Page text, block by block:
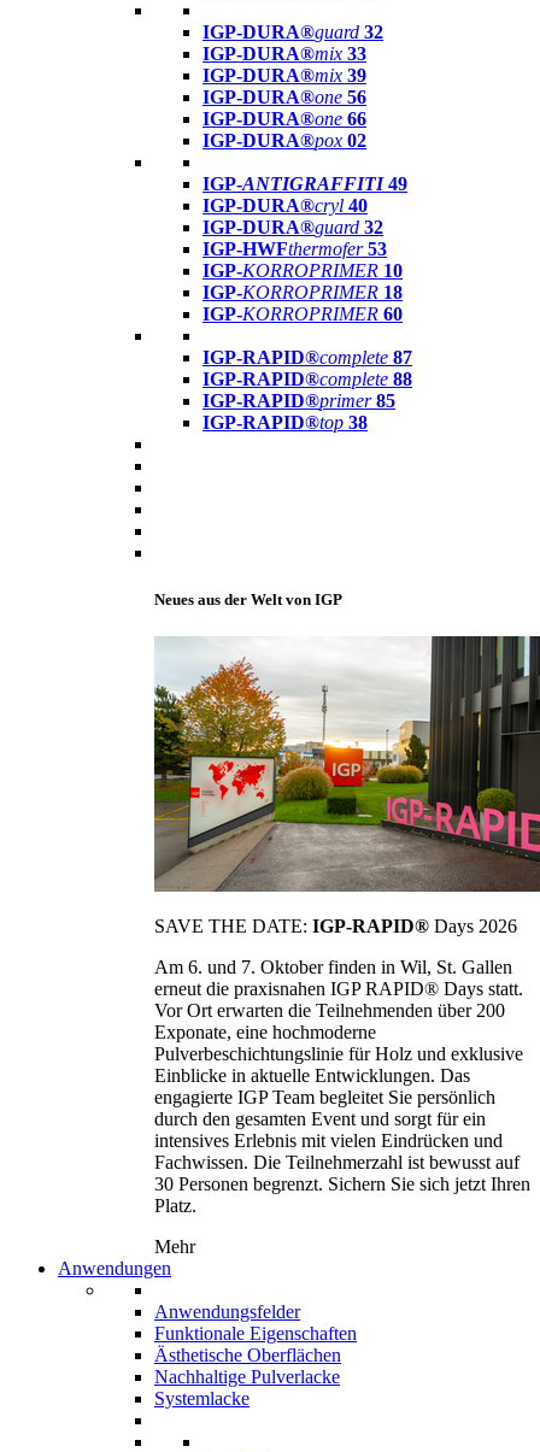
IGP-DURA®guard 32
IGP-DURA®mix 33
IGP-DURA®mix 39
IGP-DURA®one 56
IGP-DURA®one 66
IGP-DURA®pox 02
IGP-ANTIGRAFFITI49
IGP-DURA®cryl 40
IGP-DURA®guard 32
IGP-HWFthermofer 53
IGP-KORROPRIMER 10
IGP-KORROPRIMER 18
IGP-KORROPRIMER 60
IGP-RAPID®complete 87
IGP-RAPID®complete 88
IGP-RAPID®primer 85
IGP-RAPID®top 38
Neues aus der Welt von IGP
SAVE THE DATE: IGP-RAPID® Days 2026
Am 6. und 7. Oktober finden in Wil, St. Gallen
erneut die praxisnahen IGP RAPID® Days statt.
Vor Ort erwarten die Teilnehmenden über 200
Exponate, eine hochmoderne
Pulverbeschichtungslinie für Holz und exklusive
Einblicke in aktuelle Entwicklungen. Das
engagierte IGP Team begleitet Sie persönlich
durch den gesamten Event und sorgt für ein
intensives Erlebnis mit vielen Eindrücken und
Fachwissen. Die Teilnehmerzahl ist bewusst auf
30 Personen begrenzt. Sichern Sie sich jetzt Ihren
Platz.
Mehr
Anwendungen
Anwendungsfelder
Funktionale Eigenschaften
Ästhetische Oberflächen
Nachhaltige Pulverlacke
Systemlacke